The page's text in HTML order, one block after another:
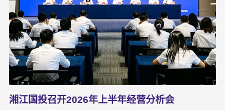
湘江国投召开2026年上半年经营分析会